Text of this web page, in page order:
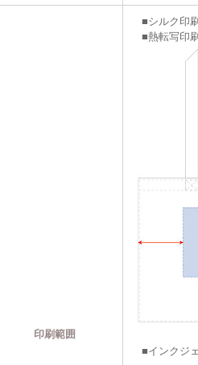
印刷範囲
■シルク印
■熱転写印
■インクジ